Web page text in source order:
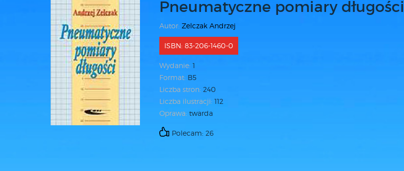
Pneumatyczne pomiary długości
Autor: Zelczak Andrzej
ISBN: 83-206-1460-0
Wydanie: 1
Format: B5
Liczba stron: 240
Liczba ilustracji: 112
Oprawa: twarda
Polecam: 26